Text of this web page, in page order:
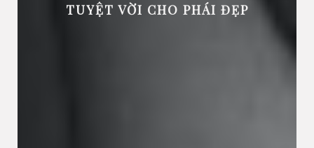
TUYỆT VỜI CHO PHÁI ĐẸP